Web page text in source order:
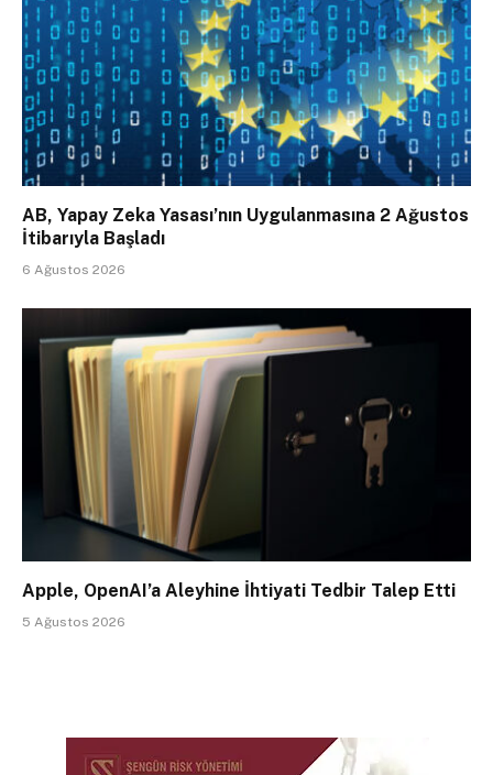
AB, Yapay Zeka Yasası’nın Uygulanmasına 2 Ağustos
İtibarıyla Başladı
6 Ağustos 2026
Apple, OpenAI’a Aleyhine İhtiyati Tedbir Talep Etti
5 Ağustos 2026